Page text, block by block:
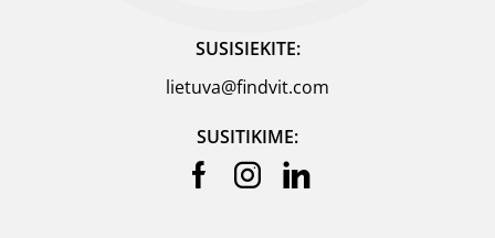
SUSISIEKITE:
lietuva@findvit.com
SUSITIKIME: